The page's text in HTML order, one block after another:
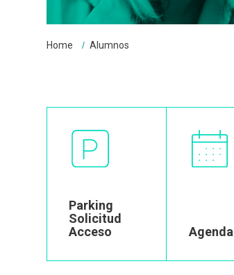
Breadcrumbs
You
Home Alumnos
Image
Parking
Solicitud
Acceso
Image
Agenda